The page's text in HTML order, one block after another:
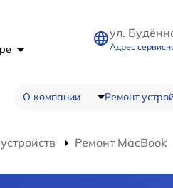
ул.
Адрес
О компании Ремонт
Ремонт MacBook